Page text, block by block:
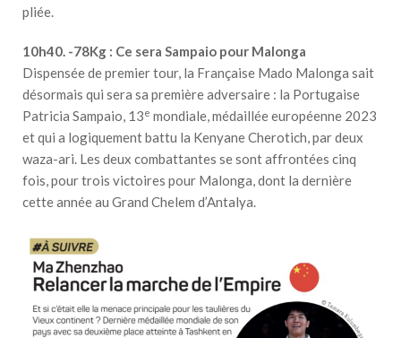
pliée.
10h40. -78Kg : Ce sera Sampaio pour Malonga
Dispensée de premier tour, la Française Mado Malonga sait
désormais qui sera sa première adversaire : la Portugaise
Patricia Sampaio, 13e mondiale, médaillée européenne 2023
et qui a logiquement battu la Kenyane Cherotich, par deux
waza-ari. Les deux combattantes se sont affrontées cinq
fois, pour trois victoires pour Malonga, dont la dernière
cette année au Grand Chelem d’Antalya.